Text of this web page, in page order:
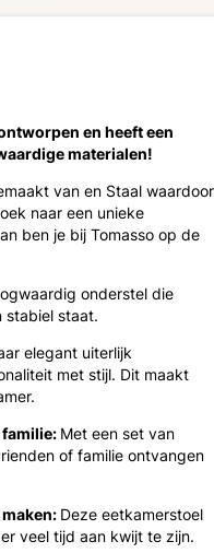
en heeft een
materialen!
van en Staal waardoor
naar een unieke
ben je bij Tomasso op de
onderstel die
stabiel staat.
elegant uiterlijk
met stijl. Dit maakt
Met een set van
of familie ontvangen
Deze eetkamerstoel
veel tijd aan kwijt te zijn.